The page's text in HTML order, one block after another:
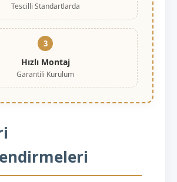
Tescilli Standartlarda
3
Hızlı Montaj
Garantili Kurulum